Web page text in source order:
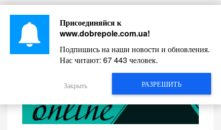
ЛИСТ АДМІНІСТРАЦІЇ
ВХІД НА САЙТ
Присоединяйся к
www.dobrepole.com.ua!
Подпишись на наши новости и обновления.
Нас читают: 67 443 человек.
РАЗРЕШИТЬ
Закрыть